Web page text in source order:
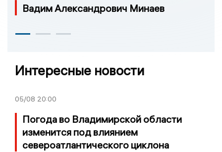
Вадим Александрович Минаев
Интересные новости
05/08 20:00
Погода во Владимирской области
изменится под влиянием
североатлантического циклона